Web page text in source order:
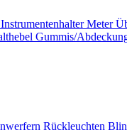
InstrumentenhalterMeter
Gummis/
Rückleuchten